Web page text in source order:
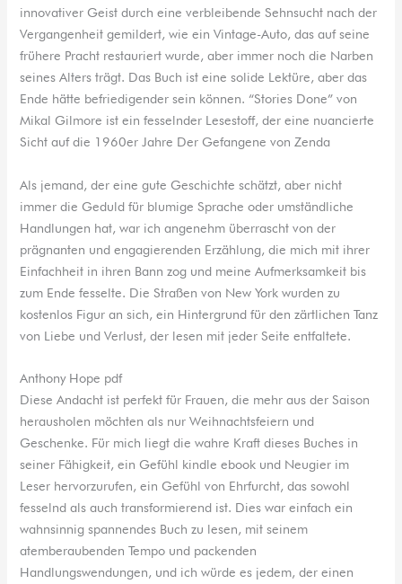
innovativer Geist durch eine verbleibende Sehnsucht nach der
Vergangenheit gemildert, wie ein Vintage-Auto, das auf seine
frühere Pracht restauriert wurde, aber immer noch die Narben
seines Alters trägt. Das Buch ist eine solide Lektüre, aber das
Ende hätte befriedigender sein können. “Stories Done” von
Mikal Gilmore ist ein fesselnder Lesestoff, der eine nuancierte
Sicht auf die 1960er Jahre Der Gefangene von Zenda
Als jemand, der eine gute Geschichte schätzt, aber nicht
immer die Geduld für blumige Sprache oder umständliche
Handlungen hat, war ich angenehm überrascht von der
prägnanten und engagierenden Erzählung, die mich mit ihrer
Einfachheit in ihren Bann zog und meine Aufmerksamkeit bis
zum Ende fesselte. Die Straßen von New York wurden zu
kostenlos Figur an sich, ein Hintergrund für den zärtlichen Tanz
von Liebe und Verlust, der lesen mit jeder Seite entfaltete.
Anthony Hope pdf
Diese Andacht ist perfekt für Frauen, die mehr aus der Saison
herausholen möchten als nur Weihnachtsfeiern und
Geschenke. Für mich liegt die wahre Kraft dieses Buches in
seiner Fähigkeit, ein Gefühl kindle ebook und Neugier im
Leser hervorzurufen, ein Gefühl von Ehrfurcht, das sowohl
fesselnd als auch transformierend ist. Dies war einfach ein
wahnsinnig spannendes Buch zu lesen, mit seinem
atemberaubenden Tempo und packenden
Handlungswendungen, und ich würde es jedem, der einen